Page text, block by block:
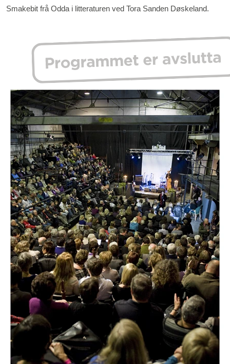
Smakebit frå Odda i litteraturen ved Tora Sanden Døskeland.